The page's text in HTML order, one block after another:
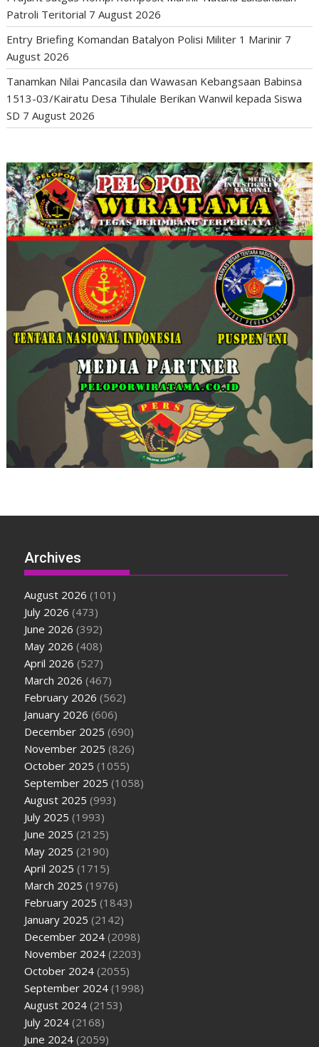
Patroli Teritorial 7 August 2026
Entry Briefing Komandan Batalyon Polisi Militer 1 Marinir 7
August 2026
Tanamkan Nilai Pancasila dan Wawasan Kebangsaan Babinsa
1513-03/Kairatu Desa Tihulale Berikan Wanwil kepada Siswa
SD 7 August 2026
Archives
August 2026 (101)
July 2026 (473)
June 2026 (392)
May 2026 (408)
April 2026 (527)
March 2026 (467)
February 2026 (562)
January 2026 (606)
December 2025 (690)
November 2025 (826)
October 2025 (1055)
September 2025 (1058)
August 2025 (993)
July 2025 (1993)
June 2025 (2125)
May 2025 (2190)
April 2025 (1715)
March 2025 (1976)
February 2025 (1843)
January 2025 (2142)
December 2024 (2098)
November 2024 (2203)
October 2024 (2055)
September 2024 (1998)
August 2024 (2153)
July 2024 (2168)
June 2024 (2059)